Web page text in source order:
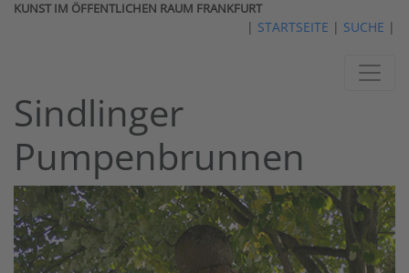
KUNST IM ÖFFENTLICHEN RAUM FRANKFURT
| STARTSEITE | SUCHE |
Sindlinger
Pumpenbrunnen